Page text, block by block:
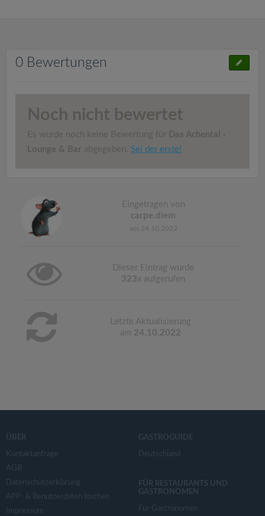
0 Bewertungen
Noch nicht bewertet
Es wurde noch keine Bewertung für Das Achental ·
Lounge & Bar abgegeben. Sei der erste!
Eingetragen von
carpe.diem
am 24.10.2022
Dieser Eintrag wurde
323x aufgerufen
Letzte Aktualisierung
am 24.10.2022
ÜBER
Kontaktanfrage
AGB
Datenschutzerklärung
APP- & Benutzerdaten löschen
Impressum
GASTROGUIDE
Deutschland
FÜR RESTAURANTS UND
GASTRONOMEN
Für Gastronomen